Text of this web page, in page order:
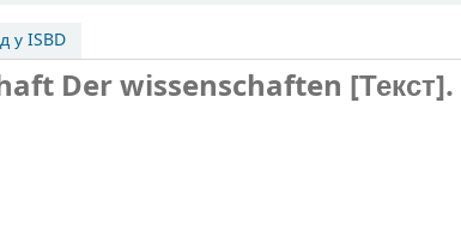
у ISBD
Der wissenschaften [Текст].